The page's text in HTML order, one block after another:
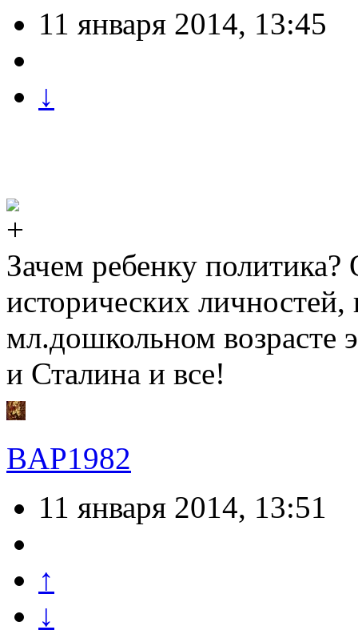
11 января 2014, 13:45
↓
Зачем ребенку политика?
исторических
мл.дошкольном возрасте
и Сталина и все!
BAP1982
11 января 2014, 13:51
↑
↓